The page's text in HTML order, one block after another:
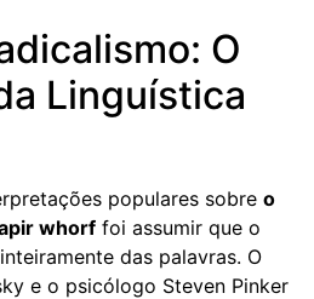
O
Linguística
populares sobre o
whorf foi assumir que o
das palavras. O
e o psicólogo Steven Pinker